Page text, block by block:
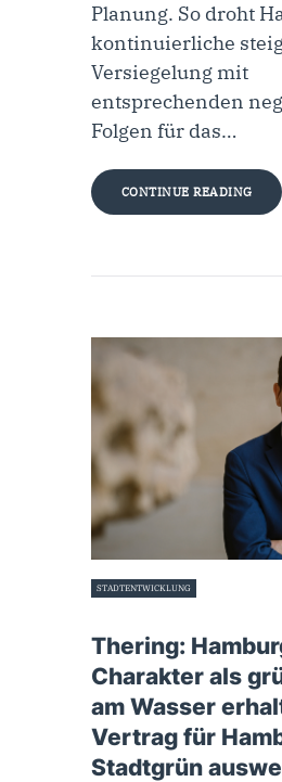
Planung. So droht
kontinuierliche
Versiegelung mit
entsprechenden
Folgen für das…
CONTINUE READING
STADTENTWICKLUNG
Thering:
Charakter als
am Wasser
Vertrag für
Stadtgrün